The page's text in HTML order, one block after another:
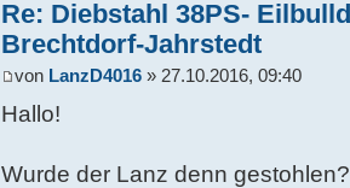
Re: Diebstahl 38PS-
Brechtdorf-Jahrstedt
von LanzD4016 » 27.10.2016, 09:40
Hallo!
Wurde der Lanz denn